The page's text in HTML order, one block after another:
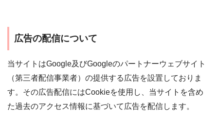
広告の配信について
当サイトはGoogle及びGoogleのパートナーウェブサイト
（第三者配信事業者）の提供する広告を設置しておりま
す。その広告配信にはCookieを使用し、当サイトを含め
た過去のアクセス情報に基づいて広告を配信します。